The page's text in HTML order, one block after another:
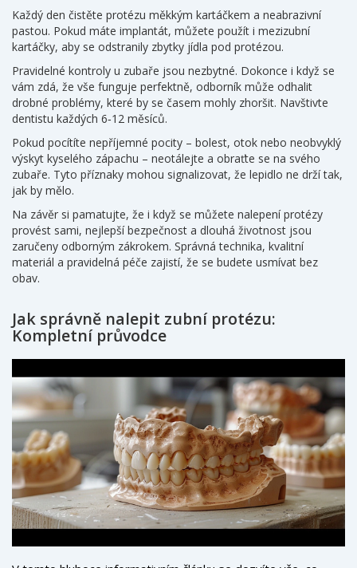
Každý den čistěte protézu měkkým kartáčkem a neabrazivní
pastou. Pokud máte implantát, můžete použít i mezizubní
kartáčky, aby se odstranily zbytky jídla pod protézou.
Pravidelné kontroly u zubaře jsou nezbytné. Dokonce i když se
vám zdá, že vše funguje perfektně, odborník může odhalit
drobné problémy, které by se časem mohly zhoršit. Navštivte
dentistu každých 6‑12 měsíců.
Pokud pocítíte nepříjemné pocity – bolest, otok nebo neobvyklý
výskyt kyselého zápachu – neotálejte a obraťte se na svého
zubaře. Tyto příznaky mohou signalizovat, že lepidlo ne drží tak,
jak by mělo.
Na závěr si pamatujte, že i když se můžete nalepení protézy
provést sami, nejlepší bezpečnost a dlouhá životnost jsou
zaručeny odborným zákrokem. Správná technika, kvalitní
materiál a pravidelná péče zajistí, že se budete usmívat bez
obav.
Jak správně nalepit zubní protézu:
Kompletní průvodce